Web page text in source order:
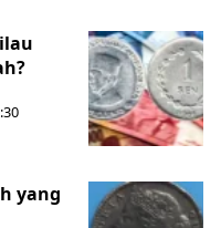
yang